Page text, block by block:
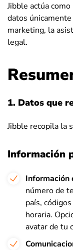
Jibble actúa
datos
marketing, la
legal.
1. Datos que
Jibble recopila la
Información
Información
número de
país,
horaria.
avatar de tu